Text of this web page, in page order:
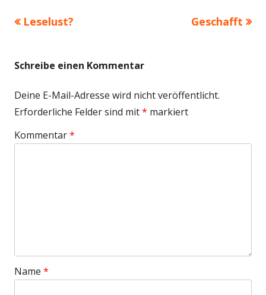
Beitragsnavigation
Vorheriger
Leselust?
Nächster
Geschafft
Schreibe einen Kommentar
Deine E-Mail-Adresse wird nicht veröffentlicht.
Erforderliche Felder sind mit* markiert
Kommentar*
Name *